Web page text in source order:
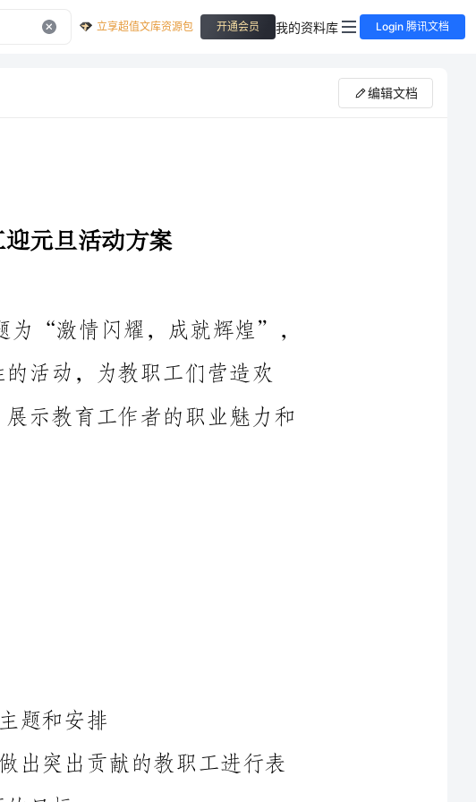
立享超值文库资源包 开通会员 我的资料库 Login 腾讯文档
编辑文档
快、热烈、充满激情的工作氛围，展示教育工作者的职业魅力和